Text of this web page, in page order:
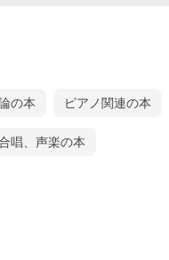
の本 ピアノ関連の本
唱、声楽の本